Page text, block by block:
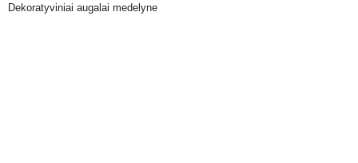
Dekoratyviniai augalai medelyne